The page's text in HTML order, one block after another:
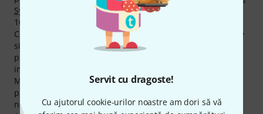
Servit cu dragoste!
Cu ajutorul cookie-urilor noastre am dori să vă
Symphony Music Stand. Acesta a fost vândut de peste
10.000 de ori.
Cu o excelentă rată a disponibilităţii de 98% Manhasset se
situează în top 10 printre mărcile noastre. Un total de 48
produse sunt disponibile momentan şi pot fi livrate
imediat.
Manhasset acordă clienţilor săi 2 ani garanţie la toate
produsele. Noi extindem această garanţie pentru clienţii
noştri la un an ani.